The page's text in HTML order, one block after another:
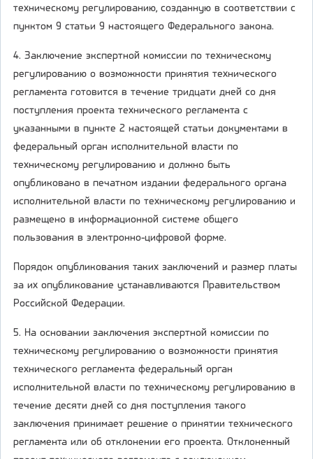
техническому регулированию, созданную в соответствии с
пунктом 9 статьи 9 настоящего Федерального закона.
4. Заключение экспертной комиссии по техническому
регулированию о возможности принятия технического
регламента готовится в течение тридцати дней со дня
поступления проекта технического регламента с
указанными в пункте 2 настоящей статьи документами в
федеральный орган исполнительной власти по
техническому регулированию и должно быть
опубликовано в печатном издании федерального органа
исполнительной власти по техническому регулированию и
размещено в информационной системе общего
пользования в электронно-цифровой форме.
Порядок опубликования таких заключений и размер платы
за их опубликование устанавливаются Правительством
Российской Федерации.
5. На основании заключения экспертной комиссии по
техническому регулированию о возможности принятия
технического регламента федеральный орган
исполнительной власти по техническому регулированию в
течение десяти дней со дня поступления такого
заключения принимает решение о принятии технического
регламента или об отклонении его проекта. Отклоненный